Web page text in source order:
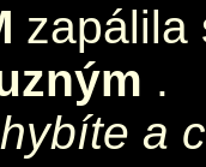
.
a